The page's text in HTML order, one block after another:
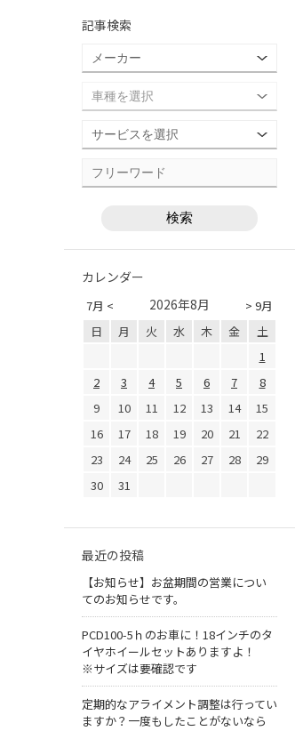
記事検索
カレンダー
7月 < > 9月
2026年8月
日 月 火 水 木 金
土
1
2
3 4 5 6 7
8
9
10 11 12 13 14
15
16
17 18 19 20 21
22
23
24 25 26 27 28
29
30
31
最近の投稿
【お知らせ】お盆期間の営業につい
てのお知らせです。
PCD100-5ｈのお車に！18インチのタ
イヤホイールセットありますよ！
※サイズは要確認です
定期的なアライメント調整は行ってい
ますか？一度もしたことがないなら